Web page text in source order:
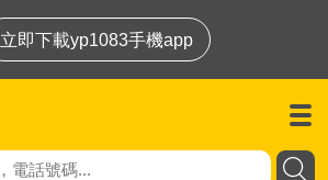
立即下載yp1083手機app